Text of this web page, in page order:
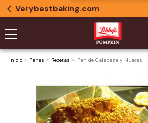
Verybestbaking.com
Inicio Panes Recetas Pan de Calabaza y Nueces